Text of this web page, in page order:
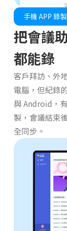
手機 APP 錄製
把會議
都能錄
客戶拜訪、外
電腦，但紀錄
與 Android，
製，會議結束
全同步。